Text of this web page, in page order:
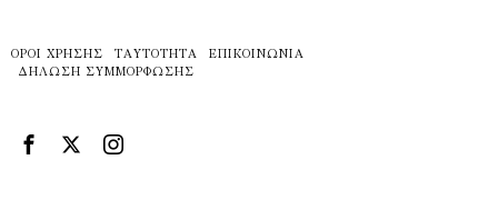
ΌΡΟΙ ΧΡΉΣΗΣ ΤΑΥΤΌΤΗΤΑ
ΕΠΙΚΟΙΝΩΝΊΑ
ΔΉΛΩΣΗ ΣΥΜΜΌΡΦΩΣΗΣ